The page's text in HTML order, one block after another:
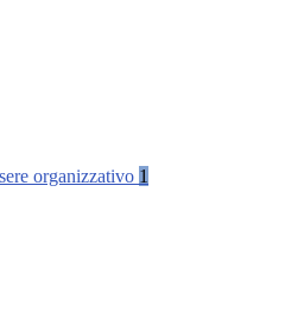
organizzativo 1